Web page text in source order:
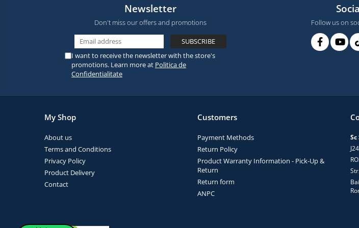
Newsletter
Don't miss our offers and promotions
I want to receive the newsletter with the store's
promotions. Learn more at Politica de
Confidentialitate
Follow us on
My Shop
About us
Terms and Conditions
Privacy Policy
Product Delivery
Contact
Customers
Payment Methods
Return Policy
Product Warranty Information - Pick-Up &
Return
Return form
ANPC